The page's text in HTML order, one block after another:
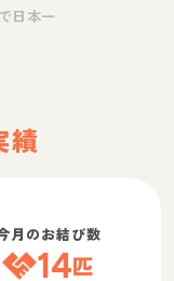
日本一
績
月のお結び数
14匹